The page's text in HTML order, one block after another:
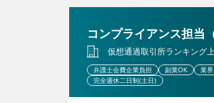
コンプライアンス担当
仮想通過取引所ランキング
弁護士会費企業負担 副業OK 業
完全週休二日制(土日)